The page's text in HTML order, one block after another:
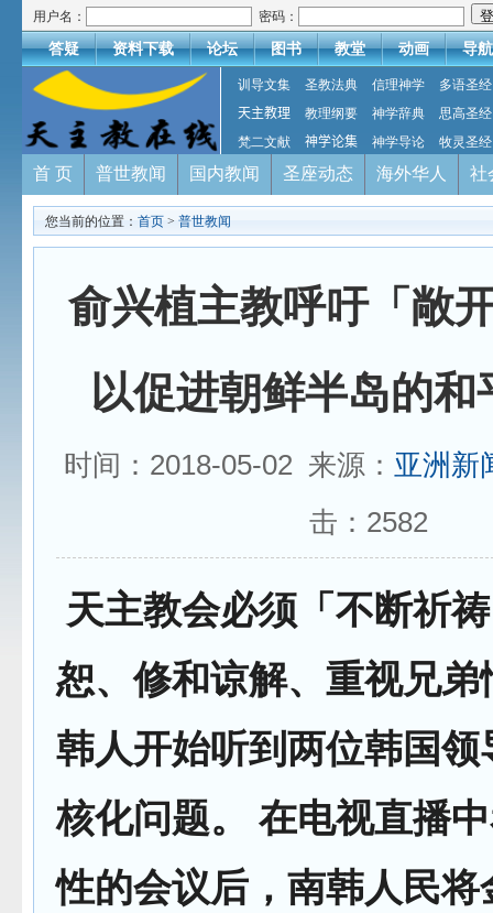
用户名： 密码：
答疑 资料下载 论坛 图书 教堂 动画 导航
训导文集 圣教法典 信理神学
多语圣经
天主教理
教理纲要 神学辞典
思高圣经
梵二文献
神学论集 神学导论 牧灵圣经
首 页 普世教闻 国内教闻 圣座动态 海外华人 社
您当前的位置： 首页 > 普世教闻
俞兴植主教呼吁「敞
以促进朝鲜半岛的和
时间：2018-05-02 来源： 亚洲新
击： 2582
天主教会必须「不断祈
恕、修和谅解、重视兄
韩人开始听到两位韩国
核化问题。 在电视直播
性的会议后，南韩人民